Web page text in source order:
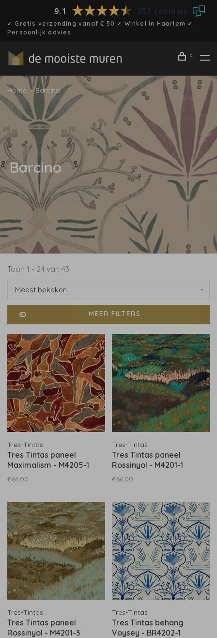
9.1 351 reviews
✓ Gratis verzending vanaf € 50 ✓ Winkel in Haarlem ✓
Persoonlijk advies
0
Home Barcino
Barcino
Toon 1 - 24 van 43
Meest bekeken
MEER FILTERS
Tres-Tintas
Tres Tintas paneel
Maximalism - M4205-1
€66,00
Tres-Tintas
Tres Tintas paneel
Rossinyol - M4201-1
€66,00
Tres-Tintas
Tres Tintas paneel
Rossinyol - M4201-3
Tres-Tintas
Tres Tintas behang
Voysey - BR4202-1